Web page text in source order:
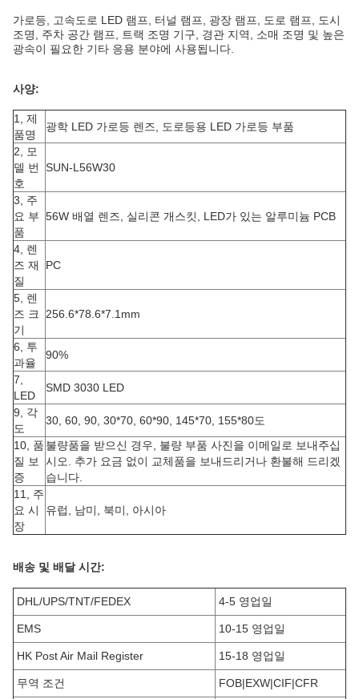
가로등, 고속도로 LED 램프, 터널 램프, 광장 램프, 도로 램프, 도시
조명, 주차 공간 램프, 트랙 조명 기구, 경관 지역, 소매 조명 및 높은
광속이 필요한 기타 응용 분야에 사용됩니다.
사양:
1, 제
품명
광학 LED 가로등 렌즈, 도로등용 LED 가로등 부품
2, 모
델 번
호
SUN-L56W30
3, 주
요 부
품
56W 배열 렌즈, 실리콘 개스킷, LED가 있는 알루미늄 PCB
4, 렌
즈 재
질
PC
5, 렌
즈 크
기
256.6*78.6*7.1mm
6, 투
과율
90%
7,
LED
SMD 3030 LED
9, 각
도
30, 60, 90, 30*70, 60*90, 145*70, 155*80도
10, 품
질 보
증
불량품을 받으신 경우, 불량 부품 사진을 이메일로 보내주십
시오. 추가 요금 없이 교체품을 보내드리거나 환불해 드리겠
습니다.
11, 주
요 시
장
유럽, 남미, 북미, 아시아
배송 및 배달 시간:
DHL/UPS/TNT/FEDEX 4-5 영업일
EMS 10-15 영업일
HK Post Air Mail Register 15-18 영업일
무역 조건 FOB|EXW|CIF|CFR